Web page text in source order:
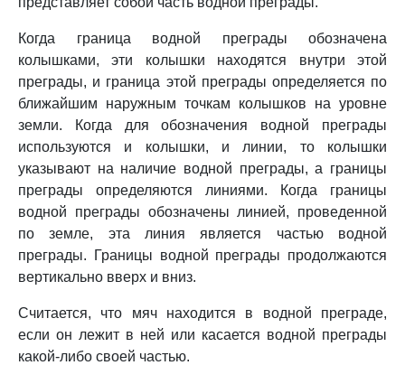
Когда граница водной преграды обозначена
колышками, эти колышки находятся внутри этой
преграды, и граница этой преграды определяется по
ближайшим наружным точкам колышков на уровне
земли. Когда для обозначения водной преграды
используются и колышки, и линии, то колышки
указывают на наличие водной преграды, а границы
преграды определяются линиями. Когда границы
водной преграды обозначены линией, проведенной
по земле, эта линия является частью водной
преграды. Границы водной преграды продолжаются
вертикально вверх и вниз.
Считается, что мяч находится в водной преграде,
если он лежит в ней или касается водной преграды
какой-либо своей частью.